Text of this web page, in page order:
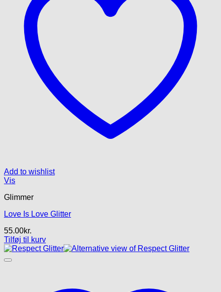
Add to wishlist
Vis
Glimmer
Love Is Love Glitter
55.00kr.
Tilføj til kurv